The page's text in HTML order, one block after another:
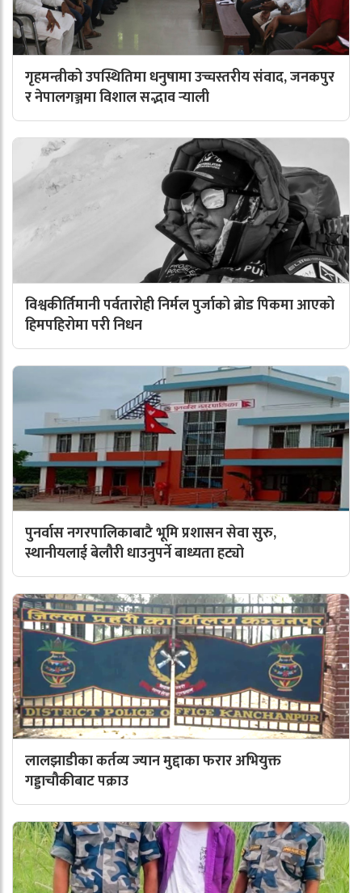
गृहमन्त्रीको उपस्थितिमा धनुषामा उच्चस्तरीय संवाद, जनकपुर
र नेपालगञ्जमा विशाल सद्भाव र्‍याली
विश्वकीर्तिमानी पर्वतारोही निर्मल पुर्जाको ब्रोड पिकमा आएको
हिमपहिरोमा परी निधन
पुनर्वास नगरपालिकाबाटै भूमि प्रशासन सेवा सुरु,
स्थानीयलाई बेलौरी धाउनुपर्ने बाध्यता हट्यो
लालझाडीका कर्तव्य ज्यान मुद्दाका फरार अभियुक्त
गड्डाचौकीबाट पक्राउ